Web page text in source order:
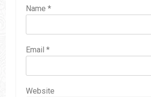
Name *
Email *
Website